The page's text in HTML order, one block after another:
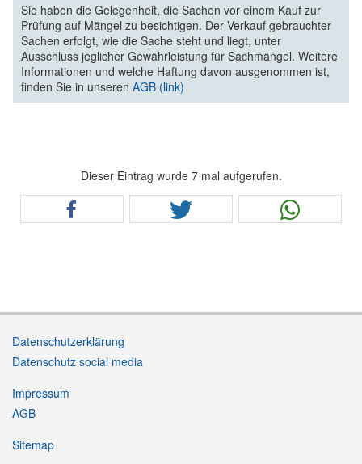
Sie haben die Gelegenheit, die Sachen vor einem Kauf zur
Prüfung auf Mängel zu besichtigen. Der Verkauf gebrauchter
Sachen erfolgt, wie die Sache steht und liegt, unter
Ausschluss jeglicher Gewährleistung für Sachmängel. Weitere
Informationen und welche Haftung davon ausgenommen ist,
finden Sie in unseren AGB (link)
Dieser Eintrag wurde 7 mal aufgerufen.
Datenschutzerklärung
Datenschutz social media
Impressum
AGB
Sitemap